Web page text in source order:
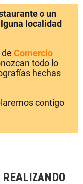
o un
localidad
Comercio
todo lo
hechas
contigo
REALIZANDO